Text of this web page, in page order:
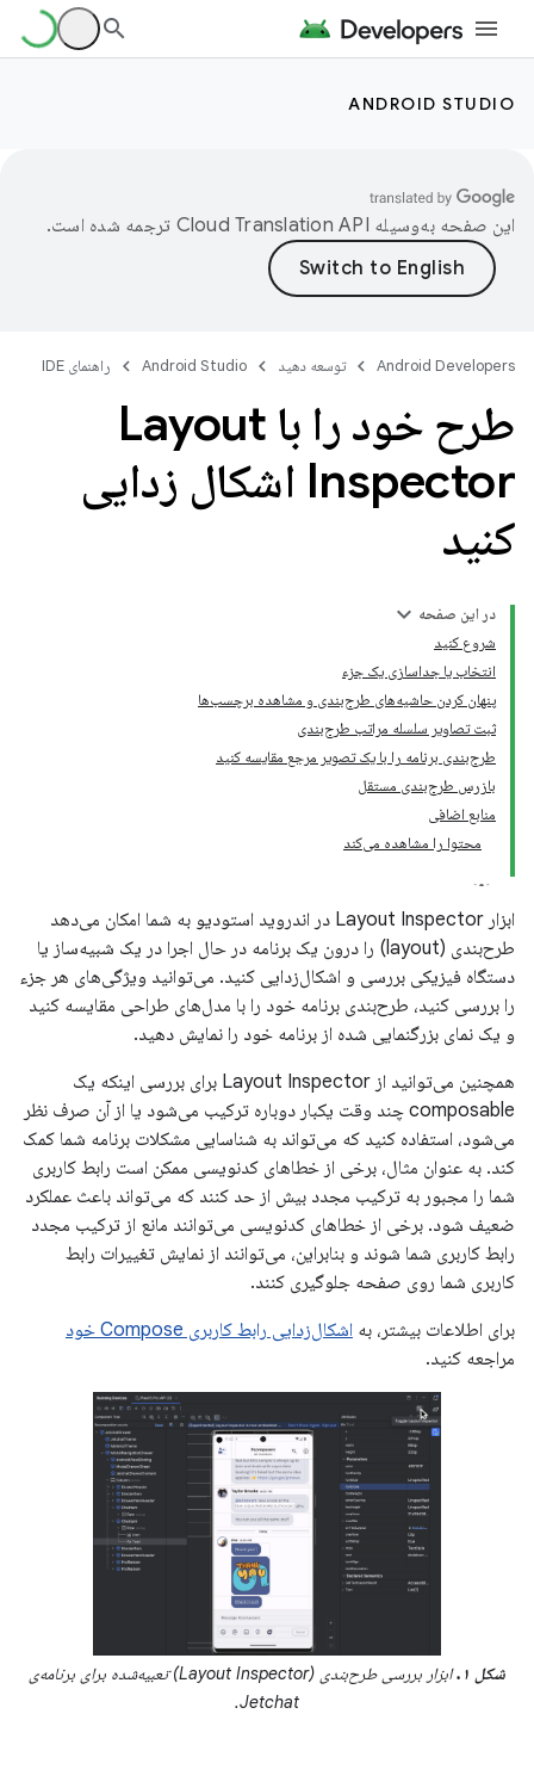
ANDROID STUDIO
این صفحه به‌وسیله ترجمه شده است.
Android Developers توسعه دهید Android Studio راهنمای IDE
طرح خود را با Layout
Inspector اشکال زدایی
کنید
در این صفحه
شروع کنید
انتخاب یا جداسازی یک جزء
پنهان کردن حاشیه‌های طرح‌بندی و مشاهده برچسب‌ها
ثبت تصاویر سلسله مراتب طرح‌بندی
طرح‌بندی برنامه را با یک تصویر مرجع مقایسه کنید
بازرس طرح‌بندی مستقل
منابع اضافی
محتوا را مشاهده می‌کند
ابزار Layout Inspector در اندروید استودیو به شما امکان می‌دهد
طرح‌بندی (layout) را درون یک برنامه در حال اجرا در یک شبیه‌ساز یا
دستگاه فیزیکی بررسی و اشکال‌زدایی کنید. می‌توانید ویژگی‌های هر جزء
را بررسی کنید، طرح‌بندی برنامه خود را با مدل‌های طراحی مقایسه کنید
و یک نمای بزرگنمایی شده از برنامه خود را نمایش دهید.
همچنین می‌توانید از Layout Inspector برای بررسی اینکه یک
composable چند وقت یکبار دوباره ترکیب می‌شود یا از آن صرف نظر
می‌شود، استفاده کنید که می‌تواند به شناسایی مشکلات برنامه شما کمک
کند. به عنوان مثال، برخی از خطاهای کدنویسی ممکن است رابط کاربری
شما را مجبور به ترکیب مجدد بیش از حد کنند که می‌تواند باعث عملکرد
ضعیف شود. برخی از خطاهای کدنویسی می‌توانند مانع از ترکیب مجدد
رابط کاربری شما شوند و بنابراین، می‌توانند از نمایش تغییرات رابط
کاربری شما روی صفحه جلوگیری کنند.
برای اطلاعات بیشتر، به اشکال‌زدایی رابط کاربری Compose خود
مراجعه کنید.
شکل ۱.
ابزار بررسی طرح‌بندی (Layout Inspector) تعبیه‌شده برای برنامه‌ی
Jetchat.